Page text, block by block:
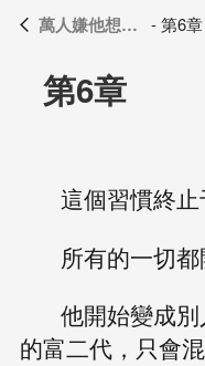
萬人嫌他想開了
第6章
這個習慣終止
所有的一切都
他開始變成
的富二代，只會
萬人嫌他想開了 - 第6章